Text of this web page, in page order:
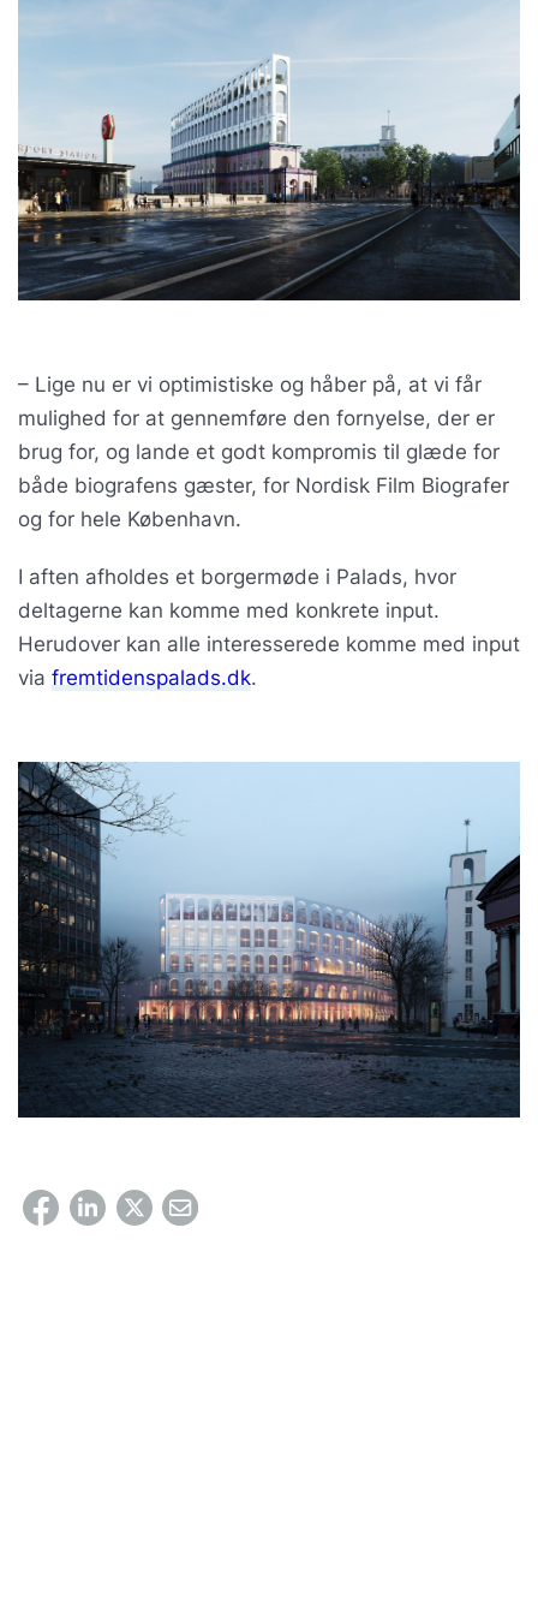
– Lige nu er vi optimistiske og håber på, at vi får
mulighed for at gennemføre den fornyelse, der er
brug for, og lande et godt kompromis til glæde for
både biografens gæster, for Nordisk Film Biografer
og for hele København.
I aften afholdes et borgermøde i Palads, hvor
deltagerne kan komme med konkrete input.
Herudover kan alle interesserede komme med input
via fremtidenspalads.dk.